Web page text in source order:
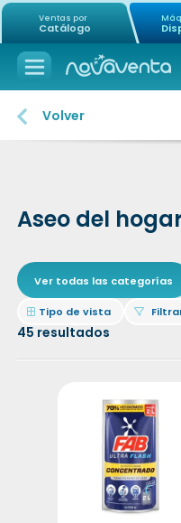
Ventas por
Catálogo
Volver
Aseo del
Ver todas las categorías
45 resultados
Icon of border-all
Tipo de vista Icon of